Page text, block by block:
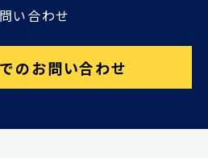
い合わせ
のお問い合わせ